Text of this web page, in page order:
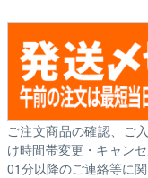
ご注文商品の確認、ご
け時間帯変更・キャン
01分以降のご連絡等に